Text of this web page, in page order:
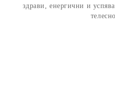
здрави, енергични и